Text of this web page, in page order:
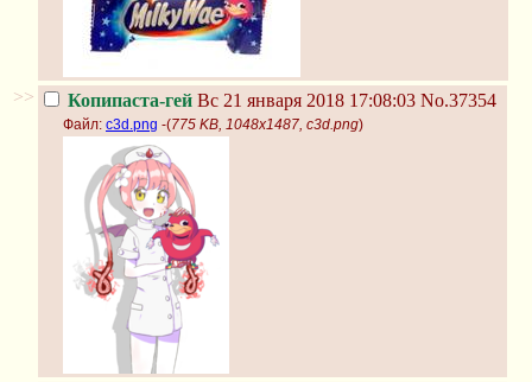
>> Копипаста-гей Вс 21 января 2018 17:08:03 No.37354
Файл: c3d.png -(775 KB, 1048x1487, c3d.png)